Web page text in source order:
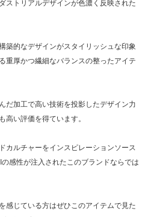
ストリアルデザインが色濃く反映された
築的なデザインがスタイリッシュな印象
重厚かつ繊細なバランスの整ったアイテ
だ加工で高い技術を投影したデザイン力
高い評価を得ています。
カルチャーをインスピレーションソース
感性が注入されたこのブランドならでは
感じている方はぜひこのアイテムで見た